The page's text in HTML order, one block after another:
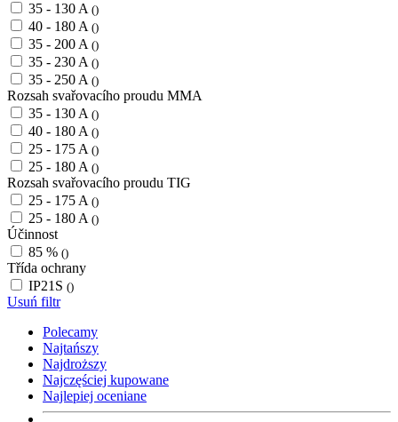
35 - 130 A ()
40 - 180 A ()
35 - 200 A ()
35 - 230 A ()
35 - 250 A ()
Rozsah svařovacího proudu MMA
35 - 130 A ()
40 - 180 A ()
25 - 175 A ()
25 - 180 A ()
Rozsah svařovacího proudu TIG
25 - 175 A ()
25 - 180 A ()
Účinnost
85 % ()
Třída ochrany
IP21S ()
Usuń filtr
Polecamy
Najtańszy
Najdroższy
Najczęściej kupowane
Najlepiej oceniane